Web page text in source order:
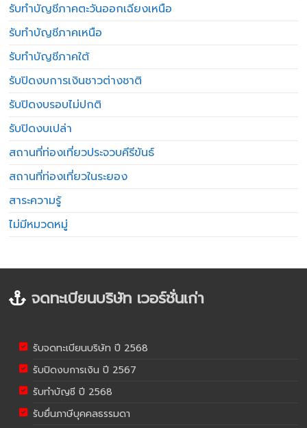
รับทำบัญชีภาคตะวันออกเฉียงเหนือ
รับทำบัญชีภาคเหนือ
รับทำบัญชีภาคใต้
รับปิดงบการเงินชาวต่างชาติ
รับปิดงบรอบไม่ปกติ
รับปิดงบเปล่า
สถานที่ท่องเที่ยวประจวบคีรีขันธ์
สถานที่ท่องเที่ยวในระยอง
สาระความรู้
ไม่มีหมวดหมู่
จดทะเบียนบริษัท เวอร์ชั่นเก่า
รับจดทะเบียนบริษัท ปี 2568
รับปิดงบการเงิน ปี 2567
รับทำบัญชี ปี 2568
รับยื่นภาษีบุคคลธรรมดา